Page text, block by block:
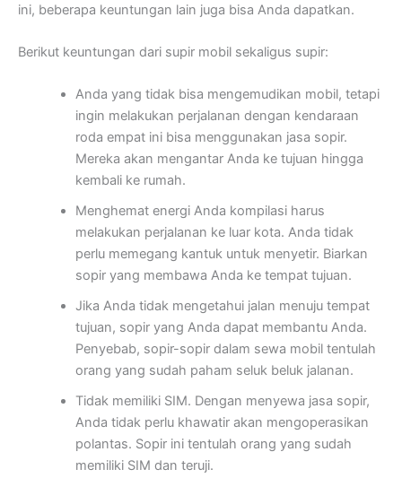
ini, beberapa keuntungan lain juga bisa Anda dapatkan.
Berikut keuntungan dari supir mobil sekaligus supir:
Anda yang tidak bisa mengemudikan mobil, tetapi
ingin melakukan perjalanan dengan kendaraan
roda empat ini bisa menggunakan jasa sopir.
Mereka akan mengantar Anda ke tujuan hingga
kembali ke rumah.
Menghemat energi Anda kompilasi harus
melakukan perjalanan ke luar kota. Anda tidak
perlu memegang kantuk untuk menyetir. Biarkan
sopir yang membawa Anda ke tempat tujuan.
Jika Anda tidak mengetahui jalan menuju tempat
tujuan, sopir yang Anda dapat membantu Anda.
Penyebab, sopir-sopir dalam sewa mobil tentulah
orang yang sudah paham seluk beluk jalanan.
Tidak memiliki SIM. Dengan menyewa jasa sopir,
Anda tidak perlu khawatir akan mengoperasikan
polantas. Sopir ini tentulah orang yang sudah
memiliki SIM dan teruji.